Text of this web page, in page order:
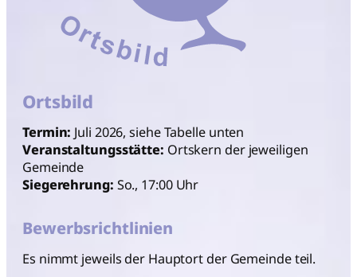
Ortsbild
Termin: Juli 2026, siehe Tabelle unten
Veranstaltungsstätte: Ortskern der jeweiligen
Gemeinde
Siegerehrung: So., 17:00 Uhr
Bewerbsrichtlinien
Es nimmt jeweils der Hauptort der Gemeinde teil.